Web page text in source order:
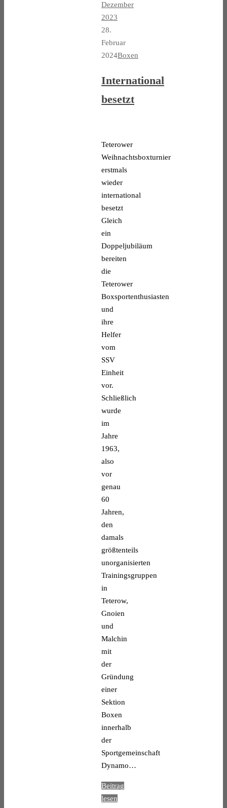
Dezember
2023
28.
Februar
2024Boxen
International
besetzt
Teterower
Weihnachtsboxturnier
erstmals
wieder
international
besetzt
Gleich
ein
Doppeljubiläum
bereiten
die
Teterower
Boxsportenthusiasten
und
ihre
Helfer
vom
SSV
Einheit
vor.
Schließlich
wurde
im
Jahre
1963,
also
vor
genau
60
Jahren,
den
damals
größtenteils
unorganisierten
Trainingsgruppen
in
Teterow,
Gnoien
und
Malchin
mit
der
Gründung
einer
Sektion
Boxen
innerhalb
der
Sportgemeinschaft
Dynamo…
Beitrag
lesen